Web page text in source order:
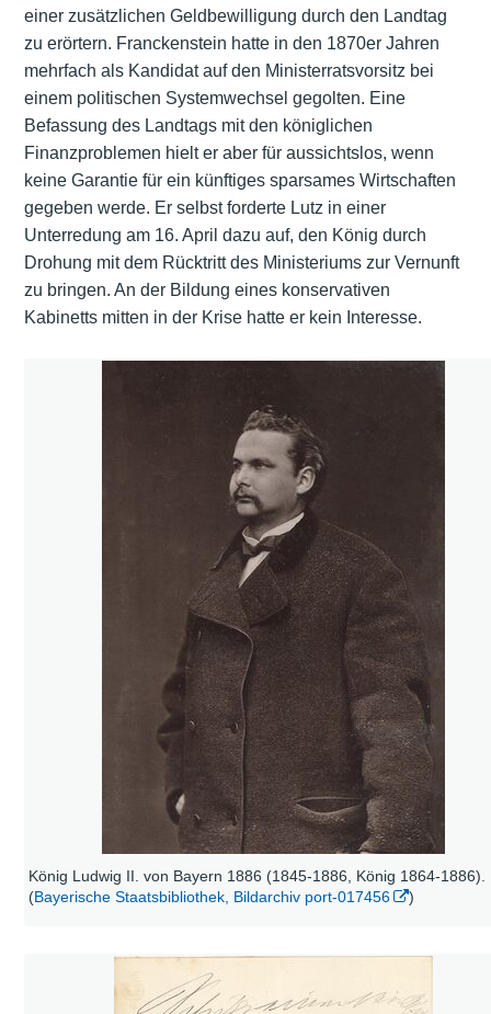
einer zusätzlichen Geldbewilligung durch den Landtag
zu erörtern. Franckenstein hatte in den 1870er Jahren
mehrfach als Kandidat auf den Ministerratsvorsitz bei
einem politischen Systemwechsel gegolten. Eine
Befassung des Landtags mit den königlichen
Finanzproblemen hielt er aber für aussichtslos, wenn
keine Garantie für ein künftiges sparsames Wirtschaften
gegeben werde. Er selbst forderte Lutz in einer
Unterredung am 16. April dazu auf, den König durch
Drohung mit dem Rücktritt des Ministeriums zur Vernunft
zu bringen. An der Bildung eines konservativen
Kabinetts mitten in der Krise hatte er kein Interesse.
König Ludwig II. von Bayern 1886 (1845-1886, König 1864-1886).
(Bayerische Staatsbibliothek, Bildarchiv port-017456 )